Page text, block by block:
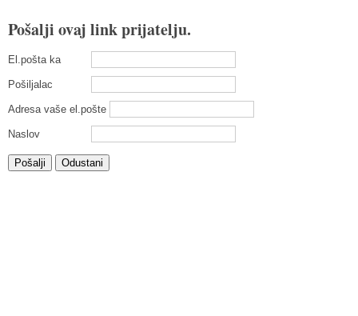
Pošalji ovaj link prijatelju.
El.pošta ka
Pošiljalac
Adresa vaše el.pošte
Naslov
Pošalji Odustani